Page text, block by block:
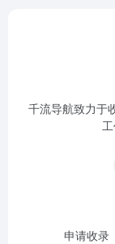
千流导航致力于
申请收录